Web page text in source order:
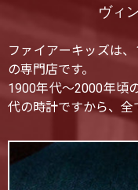
ヴィ
ファイアーキッズは
の専門店です。
1900年代〜2000年頃
代の時計ですから、全